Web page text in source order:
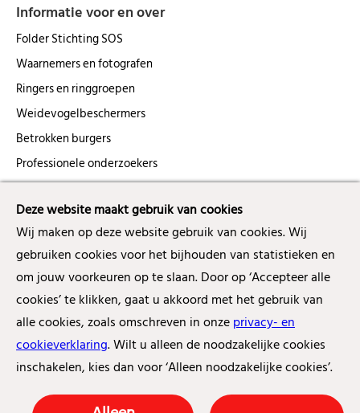
Informatie voor en over
Folder Stichting SOS
Waarnemers en fotografen
Ringers en ringgroepen
Weidevogelbeschermers
Betrokken burgers
Professionele onderzoekers
Interessante links
Jaar van de Scholekster
Scholekster op het dak
CR-birding Submit
CHIRP
Scholekster (Sovon)
Onze boerenlandvogels (Vogelbescherming)
Deze website maakt gebruik van cookies
Wij maken op deze website gebruik van cookies. Wij
gebruiken cookies voor het bijhouden van statistieken en
om jouw voorkeuren op te slaan. Door op ‘Accepteer alle
cookies’ te klikken, gaat u akkoord met het gebruik van
alle cookies, zoals omschreven in onzeprivacy- en
cookieverklaring. Wilt u alleen de noodzakelijke cookies
inschakelen, kies dan voor ‘Alleen noodzakelijke cookies’.